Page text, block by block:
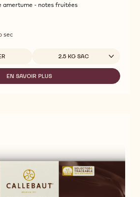
amertume - notes fruitées
sec
Tailles disponibles
2.5 KG SAC
EN SAVOIR PLUS
-